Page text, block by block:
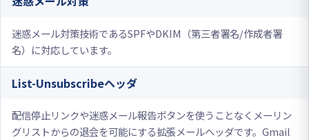
迷惑メール対策技術であるSPFやDKIM（第三者署名/作成者署
名）に対応しています。
List-Unsubscribeヘッダ
配信停止リンクや迷惑メール報告ボタンを使うことなくメーリン
グリストからの退会を可能にする拡張メールヘッダです。Gmail